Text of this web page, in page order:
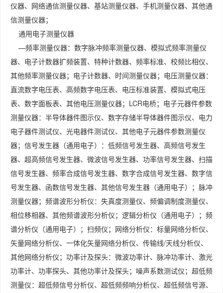
仪器、网络通信测量仪器、基站测量仪器、手机测量仪器、其他通
信测量仪器；
通用电子测量仪器
—频率测量仪器：数字脉冲频率测量仪器、模拟式频率测量仪
器、电子计数器扩频装置、特种计数器、频率标准、校频比相仪、
其他频率测量仪器；电子计数器、时间测量仪器；电压测量仪器：
直流数字电压表、高频数字电压表、电压标准装置、模拟式电压
表、数字面板表、其他电压测量仪器；LCR电桥；电子元器件参数
测量仪器：半导体器件图示仪、数字存储半导体器件图示仪、电力
电子器件测试仪、光电器件测试仪、其他电子元器件参数测量仪
器；信号发生器（通用电子）：低频信号发生器、高频信号发生
器、超高频信号发生器、微波信号发生器、功率信号发生器、扫描
信号发生器、频率合成信号发生器、数字合成信号发生器、数字信
号发生器、函数信号发生器、其他信号发生器（通用电子）；脉冲
测量仪器；频谱波形分析仪：失真度测量仪、频偏调制度测量仪、
相位移相器、其他频谱波形分析仪；逻辑分析仪（通用电子）；频
谱分析仪（通用电子）；扫频仪；网络分析仪：标量网络分析仪、
矢量网络分析仪、一体化矢量网络分析仪、传输线/天线分析仪、
其他网络分析仪；功率计及探头：微波功率计、脉冲功率计、激光
功率计、功率探头、其他功率计及探头；噪声系数测试仪；超低频
测量仪：超低频信号分析仪、超低频频响分析仪、超低频信号源、